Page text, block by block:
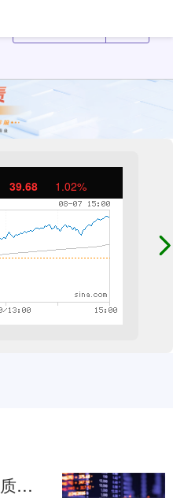
39.68 1.02%
沪深通配资 江西发布地质灾害气象风险预警信息&#32;上饶、九江等地风险较高